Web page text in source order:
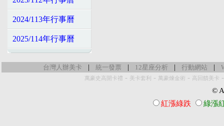
2024/113年行事曆
2025/114年行事曆
台灣人辦美卡 | 統一發票 | 12星座分析 | 行動網站 |
萬豪史高開卡禮 - 美卡套利 - 萬豪煉金術 - 高回饋美卡
©
紅漲綠跌
綠漲